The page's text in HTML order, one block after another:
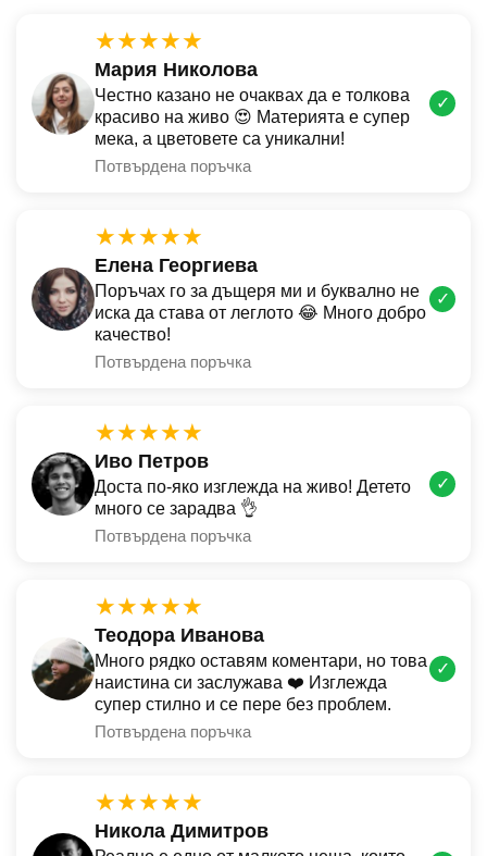
★★★★★
Мария Николова
Честно казано не очаквах да е толкова
красиво на живо 😍 Материята е супер
мека, а цветовете са уникални!
Потвърдена поръчка
✓
★★★★★
Елена Георгиева
Поръчах го за дъщеря ми и буквално не
иска да става от леглото 😂 Много добро
качество!
Потвърдена поръчка
✓
★★★★★
Иво Петров
Доста по-яко изглежда на живо! Детето
много се зарадва 👌
Потвърдена поръчка
✓
★★★★★
Теодора Иванова
Много рядко оставям коментари, но това
наистина си заслужава ❤️ Изглежда
супер стилно и се пере без проблем.
Потвърдена поръчка
✓
★★★★★
Никола Димитров